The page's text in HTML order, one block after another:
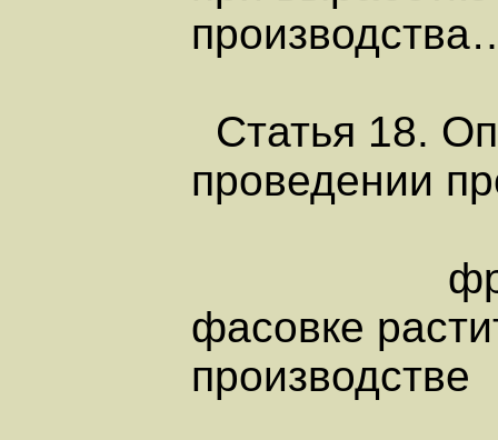
Статья 18.
проведении
фасовке
производстве